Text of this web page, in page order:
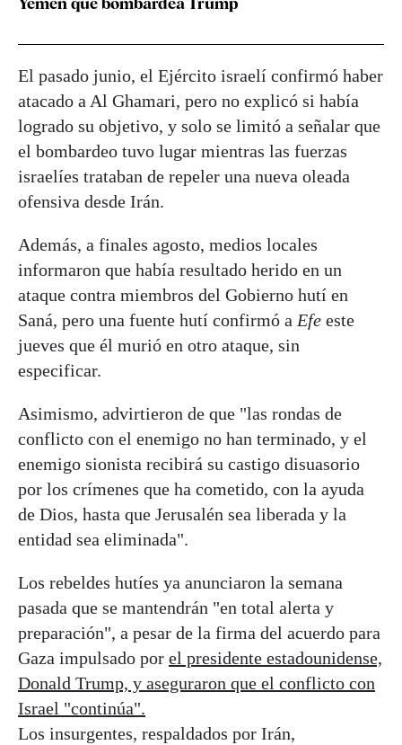
El pasado junio, el Ejército israelí confirmó haber
atacado a Al Ghamari, pero no explicó si había
logrado su objetivo, y solo se limitó a señalar que
el bombardeo tuvo lugar mientras las fuerzas
israelíes trataban de repeler una nueva oleada
ofensiva desde Irán.
Además, a finales agosto, medios locales
informaron que había resultado herido en un
ataque contra miembros del Gobierno hutí en
Saná, pero una fuente hutí confirmó a Efe este
jueves que él murió en otro ataque, sin
especificar.
Asimismo, advirtieron de que "las rondas de
conflicto con el enemigo no han terminado, y el
enemigo sionista recibirá su castigo disuasorio
por los crímenes que ha cometido, con la ayuda
de Dios, hasta que Jerusalén sea liberada y la
entidad sea eliminada".
Los rebeldes hutíes ya anunciaron la semana
pasada que se mantendrán "en total alerta y
preparación", a pesar de la firma del acuerdo para
Gaza impulsado por el presidente estadounidense,
Donald Trump, y aseguraron que el conflicto con
Israel "continúa".
Los insurgentes, respaldados por Irán,